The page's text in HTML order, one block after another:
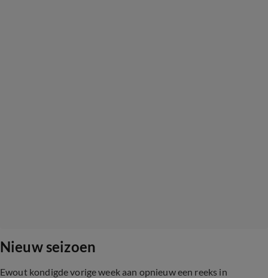
Nieuw seizoen
Ewout kondigde vorige week aan opnieuw een reeks in